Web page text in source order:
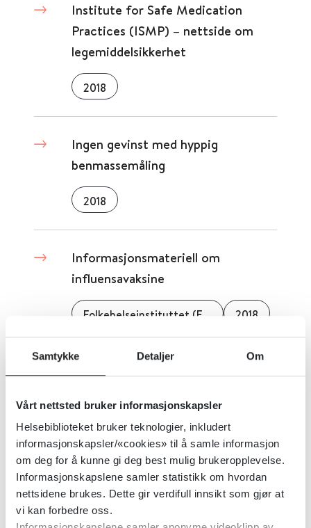
Samtykke Detaljer Om
Vårt nettsted bruker informasjonskapsler
Helsebiblioteket bruker teknologier, inkludert
informasjonskapsler/«cookies» til å samle informasjon
om deg for å kunne gi deg best mulig brukeropplevelse.
Informasjonskapslene samler statistikk om hvordan
nettsidene brukes. Dette gir verdifull innsikt som gjør at
vi kan forbedre oss.
Institute for Safe Medication
Practices (ISMP) – nettside om
legemiddelsikkerhet
2018
Ingen gevinst med hyppig
benmassemåling
2018
Informasjonsmateriell om
influensavaksine
2018
Institutt for samfunnsmedisinske
fag - Universitetet i Bergen
Universitetet i Bergen 2018
Detaljer